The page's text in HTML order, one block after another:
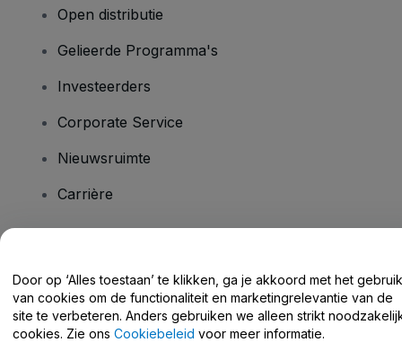
Open distributie
Gelieerde Programma's
Investeerders
Corporate Service
Nieuwsruimte
Carrière
Helpcentrum / Neem Contact Met Ons Op
Door op ‘Alles toestaan’ te klikken, ga je akkoord met het gebruik
van cookies om de functionaliteit en marketingrelevantie van de
site te verbeteren. Anders gebruiken we alleen strikt
cookies. Zie ons Cookiebeleid voor meer informatie.